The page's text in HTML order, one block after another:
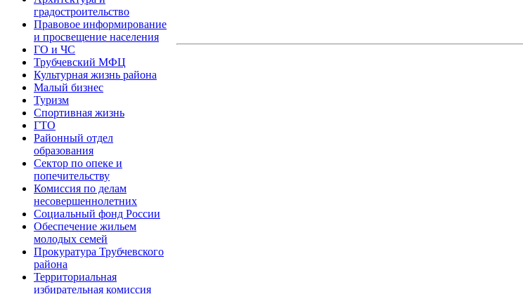
градостроительство
Правовое информирование
и просвещение населения
ГО и ЧС
Трубчевский МФЦ
Культурная жизнь района
Малый бизнес
Туризм
Спортивная жизнь
ГТО
Районный отдел
образования
Сектор по опеке и
попечительству
Комиссия по делам
несовершеннолетних
Социальный фонд России
Обеспечение жильем
молодых семей
Прокуратура Трубчевского
района
Территориальная
избирательная комиссия